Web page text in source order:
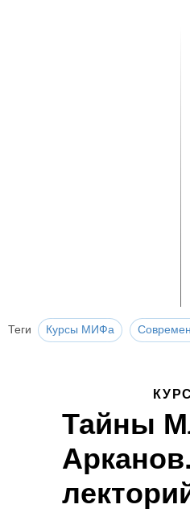
Теги Курсы МИФа
Тайны